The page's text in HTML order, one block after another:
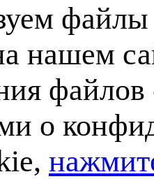
файлы
нашем
о